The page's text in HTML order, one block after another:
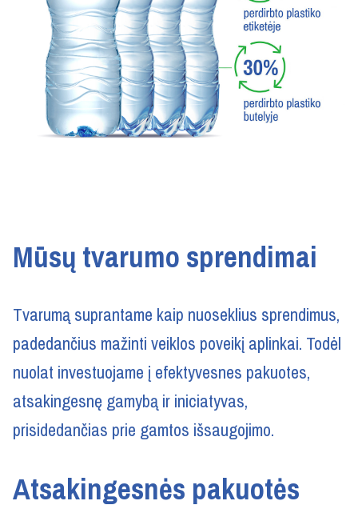
Mūsų tvarumo sprendimai
Tvarumą suprantame kaip nuoseklius sprendimus,
padedančius mažinti veiklos poveikį aplinkai. Todėl
nuolat investuojame į efektyvesnes pakuotes,
atsakingesnę gamybą ir iniciatyvas,
prisidedančias prie gamtos išsaugojimo.
Atsakingesnės pakuotės